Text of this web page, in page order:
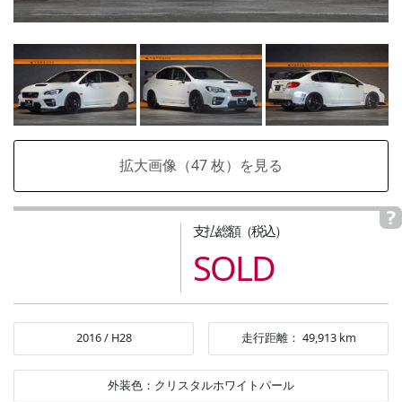
拡大画像（47枚）を見る
支払総額（税込）
SOLD
2016/ H28 走行距離： 49,913km
外装色： クリスタルホワイトパール